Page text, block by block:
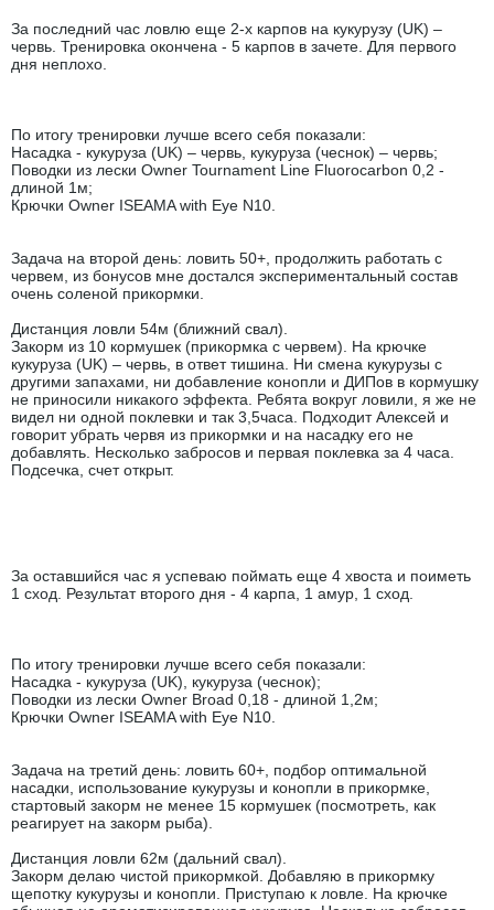
За последний час ловлю еще 2-х карпов на кукурузу (UK) –
червь. Тренировка окончена - 5 карпов в зачете. Для первого
дня неплохо.
По итогу тренировки лучше всего себя показали:
Насадка - кукуруза (UK) – червь, кукуруза (чеснок) – червь;
Поводки из лески Owner Tournament Line Fluorocarbon 0,2 -
длиной 1м;
Крючки Owner ISEAMA with Eye N10.
Задача на второй день: ловить 50+, продолжить работать с
червем, из бонусов мне достался экспериментальный состав
очень соленой прикормки.
Дистанция ловли 54м (ближний свал).
Закорм из 10 кормушек (прикормка с червем). На крючке
кукуруза (UK) – червь, в ответ тишина. Ни смена кукурузы с
другими запахами, ни добавление конопли и ДИПов в кормушку
не приносили никакого эффекта. Ребята вокруг ловили, я же не
видел ни одной поклевки и так 3,5часа. Подходит Алексей и
говорит убрать червя из прикормки и на насадку его не
добавлять. Несколько забросов и первая поклевка за 4 часа.
Подсечка, счет открыт.
За оставшийся час я успеваю поймать еще 4 хвоста и поиметь
1 сход. Результат второго дня - 4 карпа, 1 амур, 1 сход.
По итогу тренировки лучше всего себя показали:
Насадка - кукуруза (UK), кукуруза (чеснок);
Поводки из лески Owner Broad 0,18 - длиной 1,2м;
Крючки Owner ISEAMA with Eye N10.
Задача на третий день: ловить 60+, подбор оптимальной
насадки, использование кукурузы и конопли в прикормке,
стартовый закорм не менее 15 кормушек (посмотреть, как
реагирует на закорм рыба).
Дистанция ловли 62м (дальний свал).
Закорм делаю чистой прикормкой. Добавляю в прикормку
щепотку кукурузы и конопли. Приступаю к ловле. На крючке